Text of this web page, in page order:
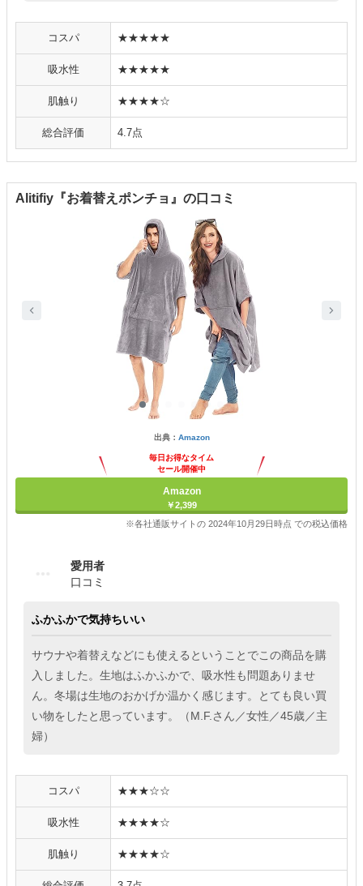
コスパ ★★★★★
吸水性 ★★★★★
肌触り ★★★★☆
総合評価 4.7点
Alitifiy『お着替えポンチョ』の口コミ
出典： Amazon
毎日お得なタイム
セール開催中
Amazon
￥2,399
※各社通販サイトの 2024年10月29日時点 での税込価格
愛用者
口コミ
ふかふかで気持ちいい
サウナや着替えなどにも使えるということでこの商品を購
入しました。生地はふかふかで、吸水性も問題ありませ
ん。冬場は生地のおかげか温かく感じます。とても良い買
い物をしたと思っています。（M.F.さん／女性／45歳／主
婦）
コスパ ★★★☆☆
吸水性 ★★★★☆
肌触り ★★★★☆